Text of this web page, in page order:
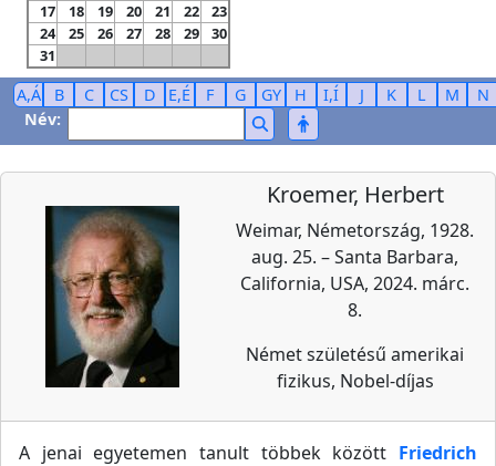
17
18 19 20 21 22
23
24
25 26 27 28 29
30
31
A,Á B C CS D E,É F G GY H I,Í J K L M
N
Név:
Kroemer, Herbert
Weimar, Németország, 1928.
aug. 25. – Santa Barbara,
California, USA, 2024. márc.
8.
Német születésű amerikai
fizikus, Nobel-díjas
A jenai egyetemen tanult többek között Friedrich